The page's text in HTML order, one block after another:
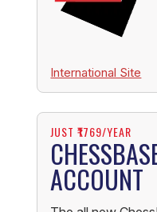
International Site
JUST ₹1769/YEAR
ACCOUNT